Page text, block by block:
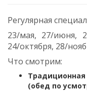
Регулярная
23/мая, 27/июня,
24/октября, 28/
Что смотрим:
(обед по